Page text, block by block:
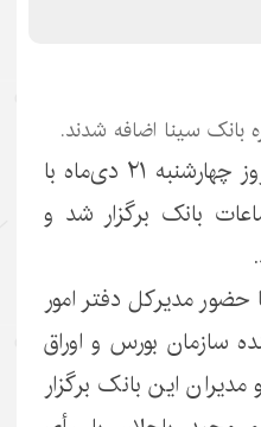
بانک سینا اضافه شدند.
مجمع عمومی عادی به‌طور فوق‌العاده این بانک روز چهارشنبه ۲۱ دی‌ماه با
بانک برگزار شد و
مدیرکل دفتر امور
سازمان‌ بورس‌ و اوراق
این بانک برگزار